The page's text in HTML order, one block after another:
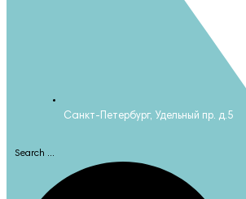
Санкт-Петербург, Удельный пр. д.5
Search ...